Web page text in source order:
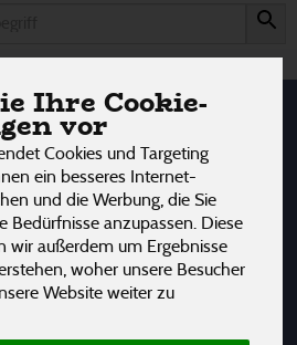
Ihre Cookie-
vor
Cookies und Targeting
ein besseres Internet-
und die Werbung, die Sie
Bedürfnisse anzupassen. Diese
wir außerdem um Ergebnisse
woher unsere Besucher
Website weiter zu
&
1 von 3242
Allergene